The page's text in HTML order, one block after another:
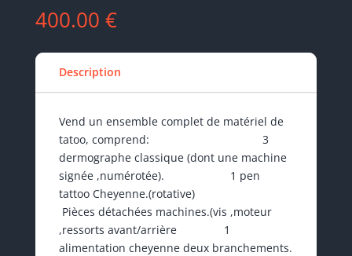
400.00 €
Description
Vend un ensemble complet de matériel de
tatoo, comprend: 3
dermographe classique (dont une machine
signée ,numérotée). 1 pen
tattoo Cheyenne.(rotative)
Pièces détachées machines.(vis ,moteur
,ressorts avant/arrière 1
alimentation cheyenne deux branchements.